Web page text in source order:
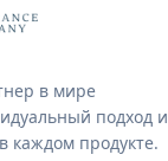
в мире
подход и
каждом продукте.